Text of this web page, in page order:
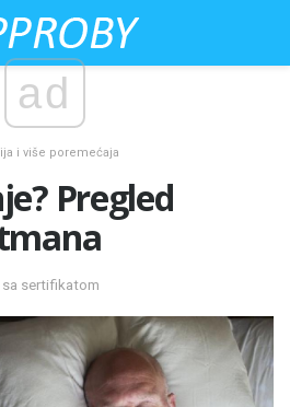
ad
i više poremećaja
Pregled
sa sertifikatom